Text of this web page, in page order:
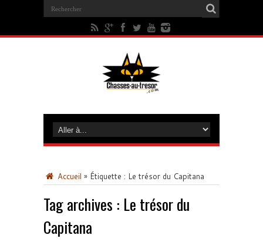
Accueil » Étiquette : Le trésor du Capitana
Tag archives : Le trésor du
Capitana